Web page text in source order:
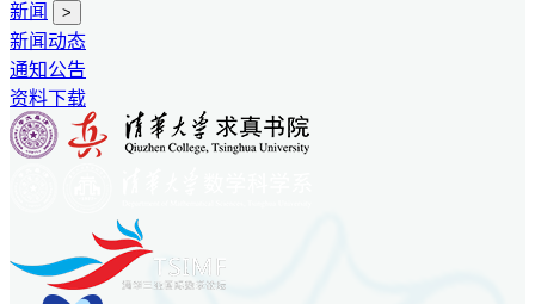
新闻
>
新闻动态
通知公告
资料下载